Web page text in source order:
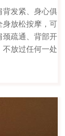
发紧、身心俱
放松按摩，可
疏通、背部开
放过任何一处